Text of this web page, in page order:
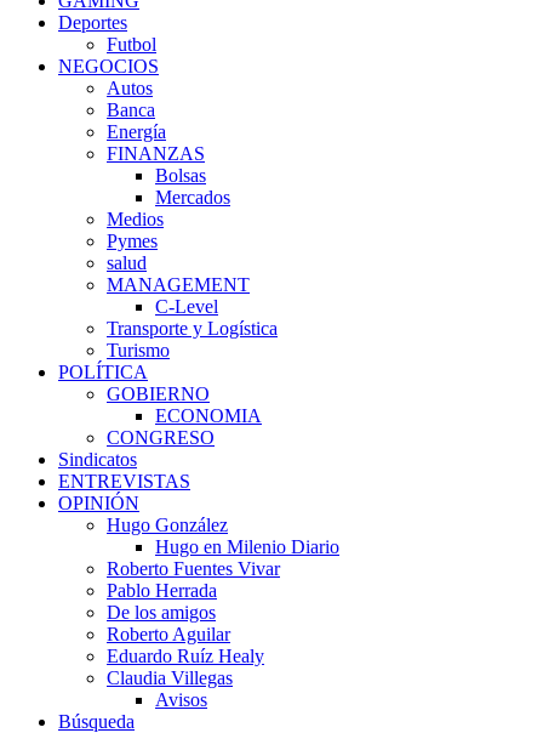
Deportes
Futbol
NEGOCIOS
Autos
Banca
Energía
FINANZAS
Bolsas
Mercados
Medios
Pymes
salud
MANAGEMENT
C-Level
Transporte y Logística
Turismo
POLÍTICA
GOBIERNO
ECONOMIA
CONGRESO
Sindicatos
ENTREVISTAS
OPINIÓN
Hugo González
Hugo en Milenio Diario
Roberto Fuentes Vivar
Pablo Herrada
De los amigos
Roberto Aguilar
Eduardo Ruíz Healy
Claudia Villegas
Avisos
Búsqueda